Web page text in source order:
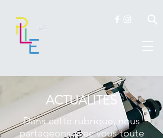
ACTUALITES
Dans cette rubrique, nous
partageons avec vous toute